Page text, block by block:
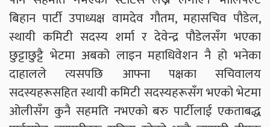
बिहान पार्टी उपाध्यक्ष वामदेव गौतम, महासचिव पौडेल,
स्थायी कमिटी सदस्य शर्मा र देवेन्द्र पौडेलसँग भएका
छुट्टाछुट्टै भेटमा अबको लाइन महाधिवेशन नै हो भनेका
दाहालले त्यसपछि आफ्ना पक्षका सचिवालय
सदस्यहरूसहित स्थायी कमिटी सदस्यहरूसँग भएको भेटमा
ओलीसँग कुनै सहमति नभएको बरु पार्टीलाई एकताबद्ध